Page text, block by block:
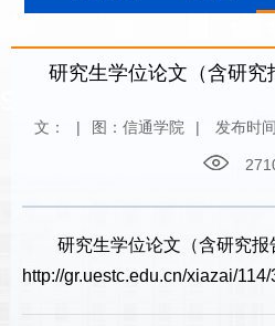
研究生学位论文（含研
文： | 图：信通学院 | 发布时
研究生学位论文（含研究
http://gr.uestc.edu.cn/xiazai/